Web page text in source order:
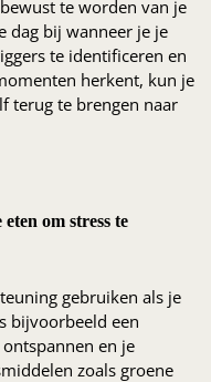
te worden van je
dag bij wanneer je je
te identificeren en
herkent, kun je
terug te brengen naar
om stress te
gebruiken als je
bijvoorbeeld een
en je
zoals groene